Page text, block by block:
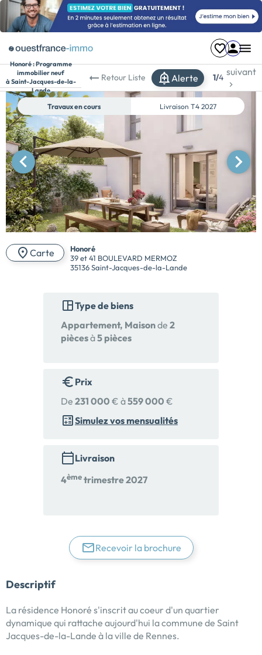
Honoré :Programme
immobilier neuf
à Saint-Jacques-de-la-
Lande
Retour Liste Alerte 1/4
suivant
Travaux en cours Livraison T4 2027
Carte
Honoré
39 et 41 BOULEVARD MERMOZ
35136 Saint-Jacques-de-la-Lande
Type de biens
Appartement, Maisonde 2
piècesà5 pièces
Prix
De 231 000 € à559 000 €
Simulez vos mensualités
Livraison
4èmetrimestre 2027
Recevoir la brochure
Descriptif
La résidence Honoré s'inscrit au coeur d'un quartier
dynamique qui rattache aujourd'hui la commune de Saint
Jacques-de-la-Lande à la ville de Rennes.